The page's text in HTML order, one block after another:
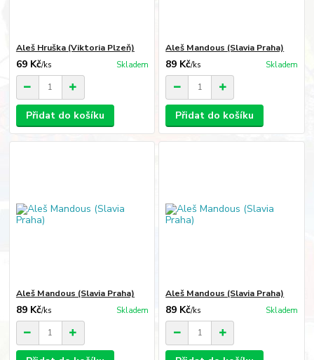
Aleš Hruška (Viktoria Plzeň)
69 Kč/ks Skladem
Přidat do košíku
Aleš Mandous (Slavia Praha)
89 Kč/ks Skladem
Přidat do košíku
Aleš Mandous (Slavia Praha)
89 Kč/ks Skladem
Aleš Mandous (Slavia Praha)
89 Kč/ks Skladem